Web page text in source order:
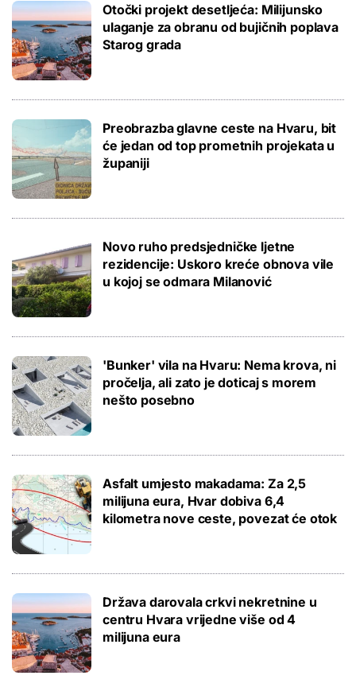
Otočki projekt desetljeća: Milijunsko
ulaganje za obranu od bujičnih poplava
Starog grada
Preobrazba glavne ceste na Hvaru, bit
će jedan od top prometnih projekata u
županiji
Novo ruho predsjedničke ljetne
rezidencije: Uskoro kreće obnova vile
u kojoj se odmara Milanović
'Bunker' vila na Hvaru: Nema krova, ni
pročelja, ali zato je doticaj s morem
nešto posebno
Asfalt umjesto makadama: Za 2,5
milijuna eura, Hvar dobiva 6,4
kilometra nove ceste, povezat će otok
Država darovala crkvi nekretnine u
centru Hvara vrijedne više od 4
milijuna eura